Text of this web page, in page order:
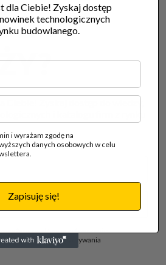
Z
i katalogu firm z rynku
zgodę na przetwarzanie
w celu otrzymywania
dla Ciebie! Zyskaj dostęp
technologicznych
budowlanego.
i wyrażam zgodę na
danych osobowych w celu
Zapisuję się!